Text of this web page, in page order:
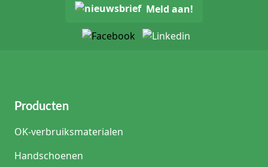
Meld aan!
Producten
OK-verbruiksmaterialen
Handschoenen